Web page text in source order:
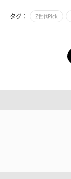
タグ： Z世代Pick